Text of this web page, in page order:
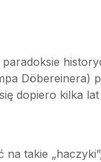
Döbereinera)
dopiero kilka
takie